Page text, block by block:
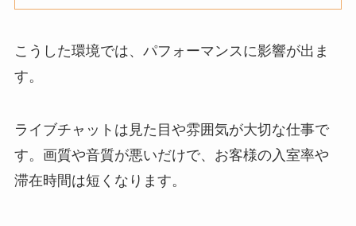
こうした環境では、パフォーマンスに影響が出ま
す。
ライブチャットは見た目や雰囲気が大切な仕事で
す。画質や音質が悪いだけで、お客様の入室率や
滞在時間は短くなります。